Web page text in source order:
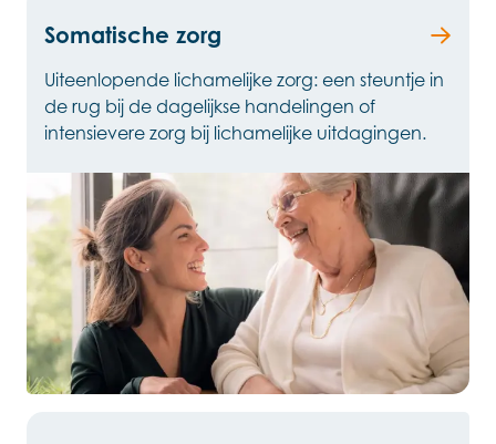
Somatische zorg
Uiteenlopende lichamelijke zorg: een steuntje in
de rug bij de dagelijkse handelingen of
intensievere zorg bij lichamelijke uitdagingen.